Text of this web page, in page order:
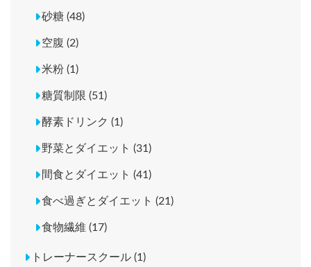
砂糖 (48)
空腹 (2)
米粉 (1)
糖質制限 (51)
酵素ドリンク (1)
野菜とダイエット (31)
間食とダイエット (41)
食べ過ぎとダイエット (21)
食物繊維 (17)
トレーナースクール (1)